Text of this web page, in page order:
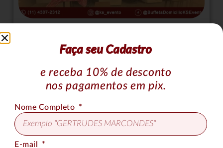
Faça seu Cadastro
e receba 10% de desconto
nos pagamentos em pix.
Nome Completo
E-mail